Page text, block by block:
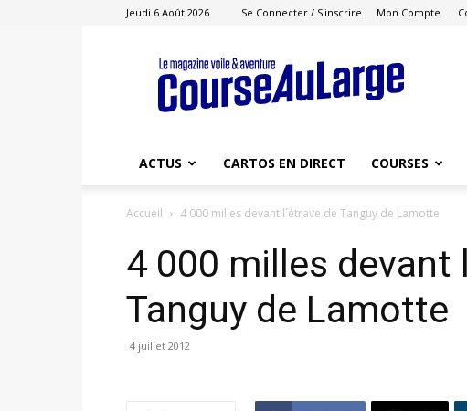
Jeudi 6 Août 2026 Se Connecter / S'inscrire Mon Compte
Course
au
Large
ACTUS CARTOS EN DIRECT COURSES
Accueil 4 000 milles devant l´étrave de Tanguy de Lamotte
4 000 milles devant
Tanguy de Lamotte
4 juillet 2012